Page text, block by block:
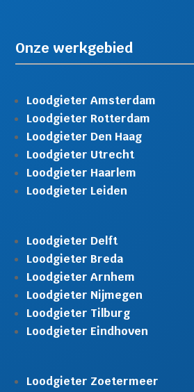
Onze werkgebied
Loodgieter Amsterdam
Loodgieter Rotterdam
Loodgieter Den Haag
Loodgieter Utrecht
Loodgieter Haarlem
Loodgieter Leiden
Loodgieter Delft
Loodgieter Breda
Loodgieter Arnhem
Loodgieter Nijmegen
Loodgieter Tilburg
Loodgieter Eindhoven
Loodgieter Zoetermeer